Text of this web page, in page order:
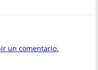
un comentario.